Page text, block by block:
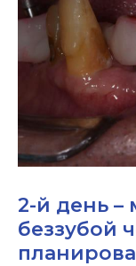
2-й день –
беззубой